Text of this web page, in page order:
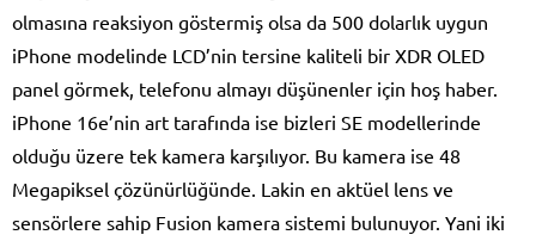
olmasına reaksiyon göstermiş olsa da 500 dolarlık uygun
iPhone modelinde LCD’nin tersine kaliteli bir XDR OLED
panel görmek, telefonu almayı düşünenler için hoş haber.
iPhone 16e’nin art tarafında ise bizleri SE modellerinde
olduğu üzere tek kamera karşılıyor. Bu kamera ise 48
Megapiksel çözünürlüğünde. Lakin en aktüel lens ve
sensörlere sahip Fusion kamera sistemi bulunuyor. Yani iki